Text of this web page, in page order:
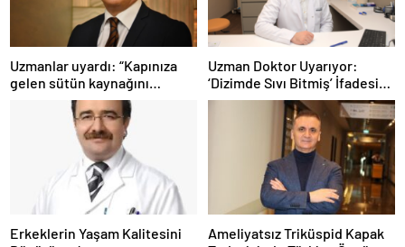
Uzmanlar uyardı: “Kapınıza
gelen sütün kaynağını
sorgulayın”
Uzman Doktor Uyarıyor:
‘Dizimde Sıvı Bitmiş’ İfadesi
Doğru Değil…
Erkeklerin Yaşam Kalitesini
Ameliyatsız Triküspid Kapak